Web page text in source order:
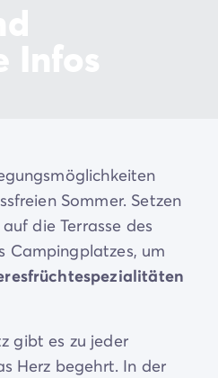
Sommer. Setzen
die Terrasse des
Campingplatzes, um
gibt es zu jeder
Herz begehrt. In der